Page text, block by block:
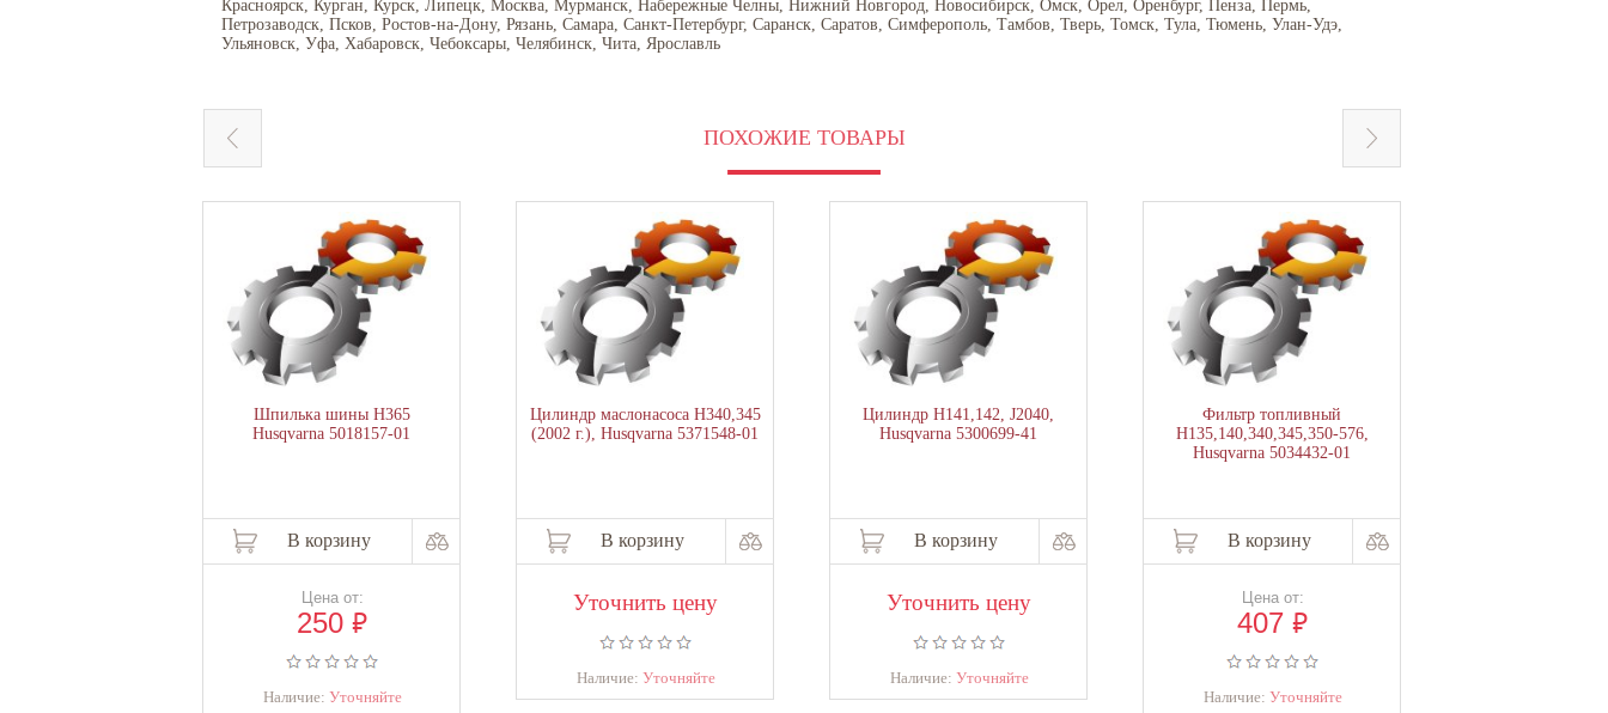
Красноярск, Курган, Курск, Липецк, Москва, Мурманск, Набережные Челны, Нижний Новгород, Новосибирск, Омск, Орел, Оренбург, Пенза, Пермь,
Петрозаводск, Псков, Ростов-на-Дону, Рязань, Самара, Санкт-Петербург, Саранск, Саратов, Симферополь, Тамбов, Тверь, Томск, Тула, Тюмень, Улан-Удэ,
Ульяновск, Уфа, Хабаровск, Чебоксары, Челябинск, Чита, Ярославль
ПОХОЖИЕ ТОВАРЫ
Шпилька шины Н365
Husqvarna 5018157-01
В корзину
Цена от:
250 ₽
Наличие: Уточняйте
Цилиндр маслонасоса Н340,345
(2002 г.), Husqvarna 5371548-01
В корзину
Уточнить цену
Наличие: Уточняйте
Цилиндр Н141,142, J2040,
Husqvarna 5300699-41
В корзину
Уточнить цену
Наличие: Уточняйте
Фильтр топливный
Н135,140,340,345,350-576,
Husqvarna 5034432-01
В корзину
Цена от:
407 ₽
Наличие: Уточняйте